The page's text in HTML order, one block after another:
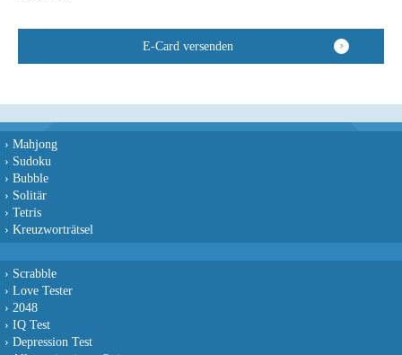
› Mahjong
› Sudoku
› Bubble
› Solitär
› Tetris
› Kreuzworträtsel
› Scrabble
› Love Tester
› 2048
› IQ Test
› Depression Test